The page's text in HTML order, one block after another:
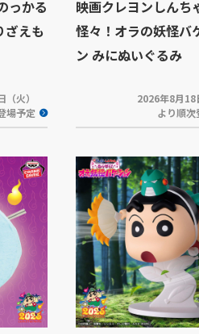
っかる
ざえも
火）
場予定
映画クレヨンしんち
怪々！オラの妖怪バ
ン みにぬいぐるみ
2026年8月18
より順次